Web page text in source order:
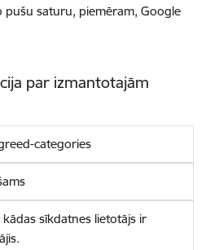
pušu saturu, piemēram, Google
par izmantotajām
categories
kādas sīkdatnes lietotājs ir